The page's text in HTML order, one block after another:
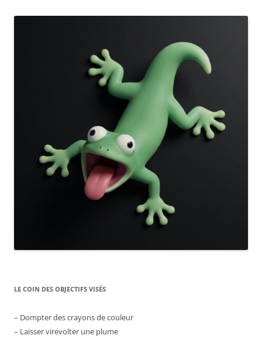
LE COIN DES OBJECTIFS VISÉS
– Dompter des crayons de couleur
– Laisser virevolter une plume